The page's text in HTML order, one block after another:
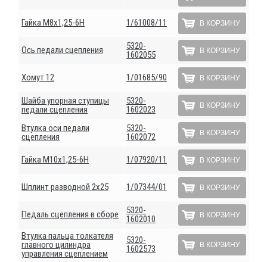
Гайка М8х1,25-6Н 1/61008/11 В КОРЗИНУ
Ось педали сцепления
5320-
1602055
В КОРЗИНУ
Хомут 12 1/01685/90 В КОРЗИНУ
Шайба упорная ступицы
педали сцепления
5320-
1602023
В КОРЗИНУ
Втулка оси педали
сцепления
5320-
1602072
В КОРЗИНУ
Гайка М10х1,25-6Н 1/07920/11 В КОРЗИНУ
Шплинт разводной 2х25 1/07344/01 В КОРЗИНУ
Педаль сцепления в сборе
5320-
1602010
В КОРЗИНУ
Втулка пальца толкателя
главного цилиндра
управления сцеплением
5320-
1602573
В КОРЗИНУ